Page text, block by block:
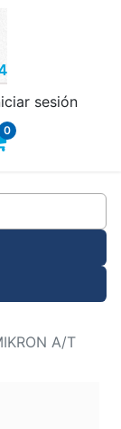
0
sesión
A/T